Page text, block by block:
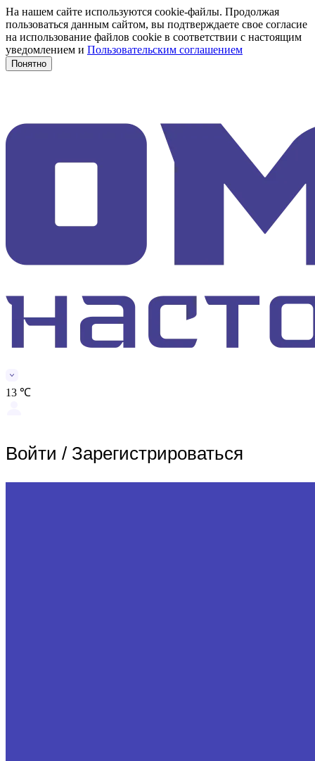
На нашем сайте используются cookie-файлы. Продолжая
пользоваться данным сайтом, вы подтверждаете свое согласие
на использование файлов cookie в соответствии с настоящим
уведомлением и Пользовательским соглашением
Понятно
13 ℃
Войти / Зарегистрироваться